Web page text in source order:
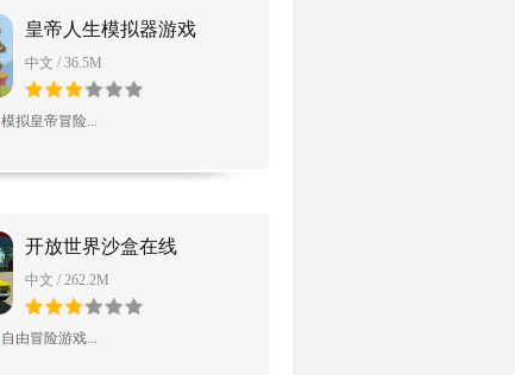
皇帝人生模拟器游戏
中文 / 36.5M
模拟皇帝冒险...
开放世界沙盒在线
中文 / 262.2M
自由冒险游戏...